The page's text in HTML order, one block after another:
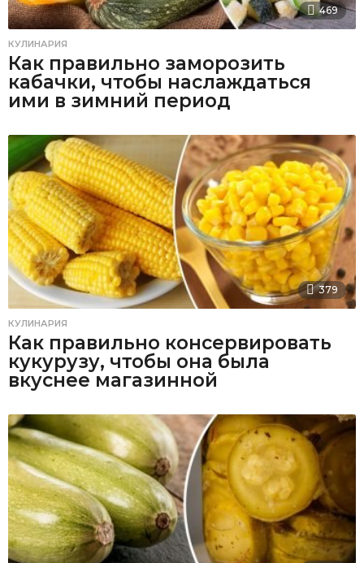
469
КУЛИНАРИЯ
Как правильно заморозить
кабачки, чтобы наслаждаться
ими в зимний период
379
КУЛИНАРИЯ
Как правильно консервировать
кукурузу, чтобы она была
вкуснее магазинной